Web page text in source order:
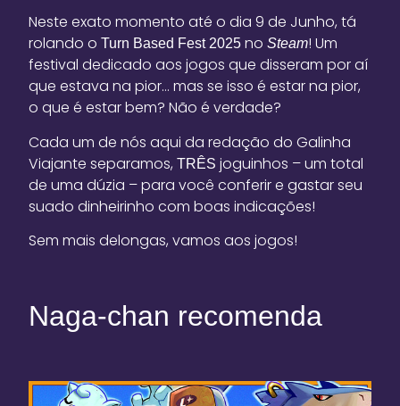
Neste exato momento até o dia 9 de Junho, tá
rolando oTurn Based Fest2025 noSteam! Um
festival dedicado aos jogos que disseram por aí
que estava na pior… mas se isso é estar na pior,
o que é estar bem? Não é verdade?
Cada um de nós aqui da redação do Galinha
Viajante separamos,TRÊS joguinhos – um total
de uma dúzia – para você conferir e gastar seu
suado dinheirinho com boas indicações!
Sem mais delongas, vamos aos jogos!
Naga-chan recomenda